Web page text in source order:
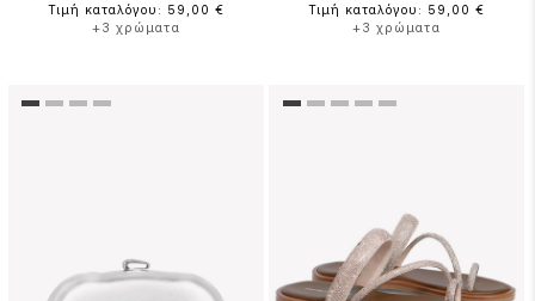
Τιμή καταλόγου: 59,00 €
+3 χρώματα
Τιμή καταλόγου: 59,00 €
+3 χρώματα